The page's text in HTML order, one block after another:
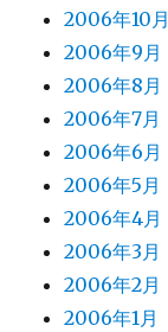
2006年10月
2006年9月
2006年8月
2006年7月
2006年6月
2006年5月
2006年4月
2006年3月
2006年2月
2006年1月